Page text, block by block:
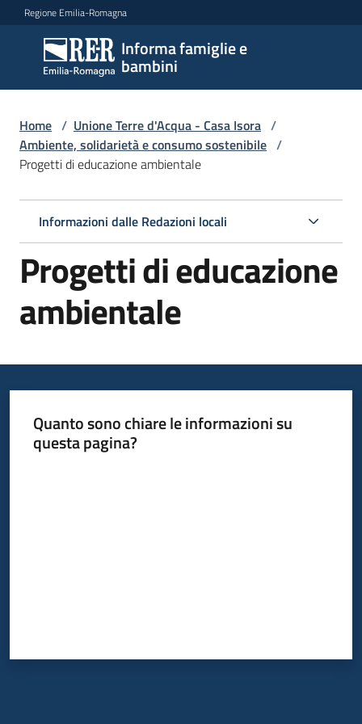
Vai al contenuto
Vai alla navigazione
Vai al footer
Regione Emilia-Romagna
Informa famiglie e
bambini
Informa
famiglie
e
bambini
per
Informazioni
locali
Home / Unione Terre d'Acqua - Casa Isora /
Ambiente, solidarietà e consumo sostenibile /
Progetti di educazione ambientale
Informazioni dalle Redazioni locali
Progetti di educazione
ambientale
Quanto sono chiare le informazioni su
questa pagina?